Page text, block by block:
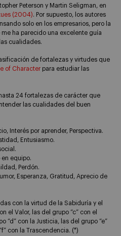
Peterson y Martin Seligman, en
(2004). Por supuesto, los autores
solo en los empresarios, pero la
ha parecido una excelente guía
cualidades.
de fortalezas y virtudes que
of Character para estudiar las
24 fortalezas de carácter que
las cualidades del buen
Interés por aprender, Perspectiva.
Entusiasmo.
en equipo.
Perdón.
Esperanza, Gratitud, Aprecio de
con la virtud de la Sabiduría y el
el Valor, las del grupo “c” con el
“d” con la Justicia, las del grupo “e”
con la Trascendencia. (*)